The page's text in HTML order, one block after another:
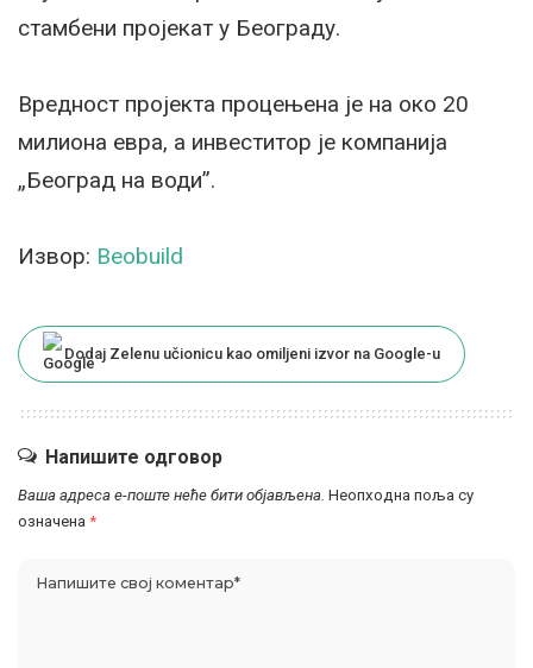
стамбени пројекат у Београду.
Вредност пројекта процењена је на око 20
милиона евра, а инвеститор је компанија
„Београд на води”.
Извор: Beobuild
Dodaj Zelenu učionicu kao omiljeni izvor na Google-u
Напишите одговор
Ваша адреса е-поште неће бити објављена. Неопходна поља су
означена *